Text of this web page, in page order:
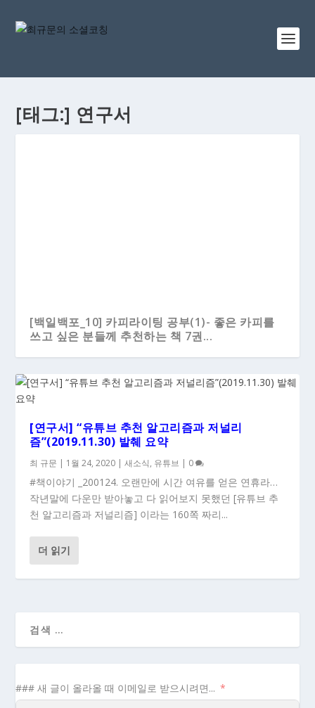
[태그:] 연구서
[백일백포_10] 카피라이팅 공부(1)- 좋은 카피를
쓰고 싶은 분들께 추천하는 책 7권...
[연구서] “유튜브 추천 알고리즘과 저널리
즘”(2019.11.30) 발췌 요약
최 규문 | 1월 24, 2020 |새소식, 유튜브 | 0
#책이야기 _200124. 오랜만에 시간 여유를 얻은 연휴라…
작년말에 다운만 받아놓고 다 읽어보지 못했던 [유튜브 추
천 알고리즘과 저널리즘] 이라는 160쪽 짜리...
더 읽기
### 새 글이 올라올 때 이메일로 받으시려면...